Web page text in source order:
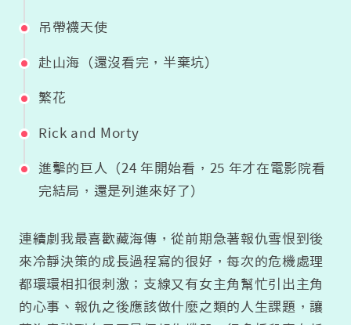
吊帶襪天使
赴山海（還沒看完，半棄坑）
繁花
Rick and Morty
進擊的巨人（24 年開始看，25 年才在電影院看
完結局，還是列進來好了）
連續劇我最喜歡藏海傳，從前期急著報仇雪恨到後
來冷靜決策的成長過程寫的很好，每次的危機處理
都環環相扣很刺激；支線又有女主角幫忙引出主角
的心事、報仇之後應該做什麼之類的人生課題，讓